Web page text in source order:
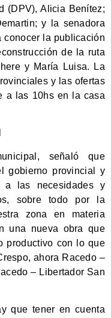
(DPV), Alicia Benítez;
y la senadora
conocer la publicación
de la ruta
y María Luisa. La
y las ofertas
a las 10hs en la casa
señaló que
gobierno provincial y
a las necesidades y
sobre todo por la
zona en materia
una nueva obra que
productivo con lo que
ahora Racedo –
– Libertador San
que tener en cuenta